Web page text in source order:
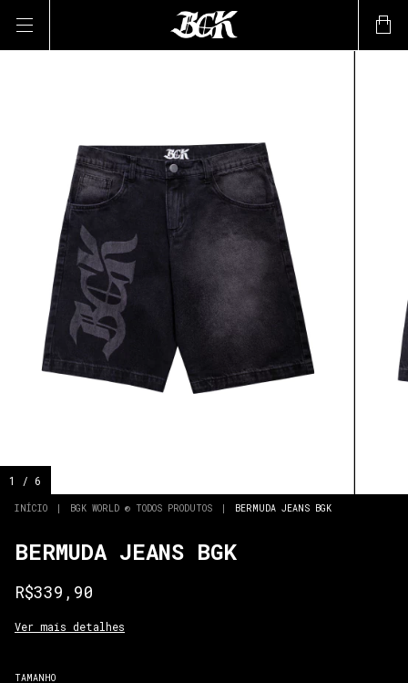
1 / 6
INÍCIO | BGK WORLD ® TODOS PRODUTOS | BERMUDA JEANS BGK
BERMUDA JEANS BGK
R$339,90
Ver mais detalhes
TAMANHO